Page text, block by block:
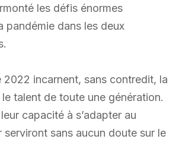
les défis énormes
pandémie dans les deux
2022 incarnent, sans contredit, la
talent de toute une génération.
capacité à s’adapter au
serviront sans aucun doute sur le